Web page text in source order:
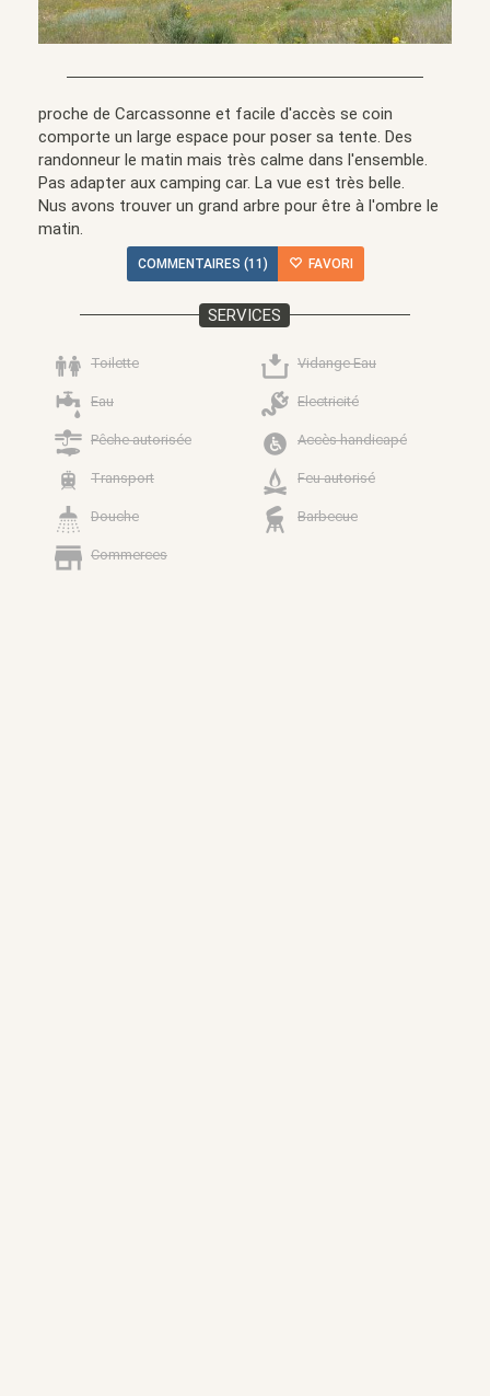
proche de Carcassonne et facile d'accès se coin
comporte un large espace pour poser sa tente. Des
randonneur le matin mais très calme dans l'ensemble.
Pas adapter aux camping car. La vue est très belle.
Nus avons trouver un grand arbre pour être à l'ombre le
matin.
COMMENTAIRES (11) FAVORI
SERVICES
Toilette Vidange Eau
Eau Electricité
Pêche autorisée Accès handicapé
Transport Feu autorisé
Douche Barbecue
Commerces